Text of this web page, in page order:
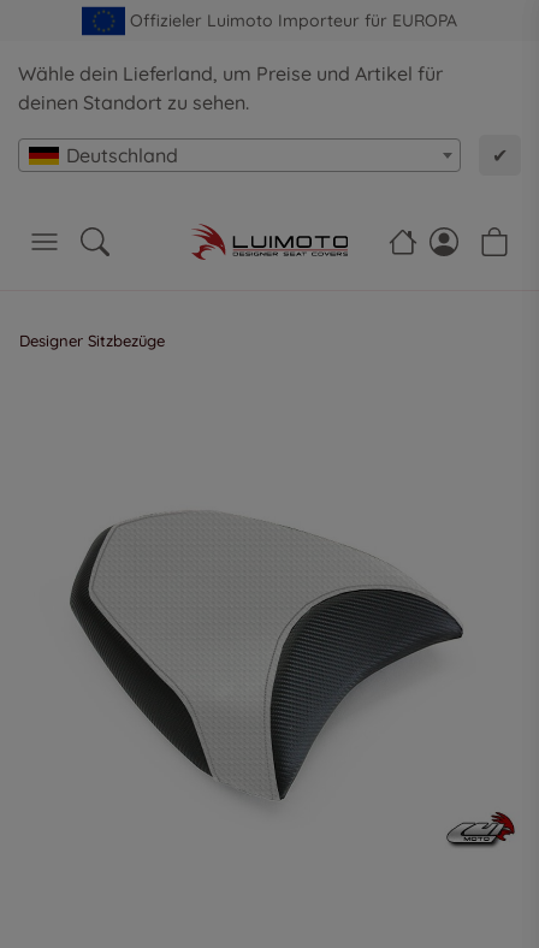
Offizieler Luimoto Importeur für EUROPA
Wähle dein Lieferland, um Preise und Artikel für
deinen Standort zu sehen.
Deutschland ✔
Designer Sitzbezüge